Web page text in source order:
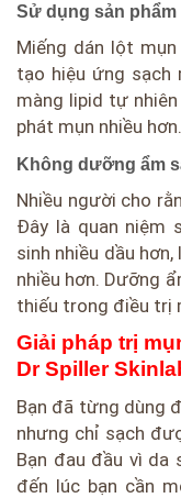
Sử dụng sản phẩm
Miếng dán lột
tạo hiệu ứng sạch
màng lipid tự
phát mụn nhiều hơn.
Không dưỡng ẩm
Nhiều người cho
Đây là quan niệm
sinh nhiều dầu
nhiều hơn. Dưỡng
thiếu trong điều trị
Giải pháp trị
Dr Spiller
Bạn đã từng dùng
nhưng chỉ sạch
Bạn đau đầu vì da
đến lúc bạn cần